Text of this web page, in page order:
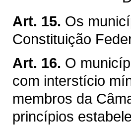
Art. 15. Os
Constituição
Art. 16. O
com interstício
membros da
princípios